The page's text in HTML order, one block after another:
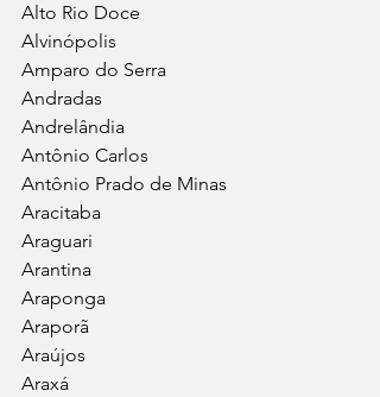
Alto Rio Doce
Alvinópolis
Amparo do Serra
Andradas
Andrelândia
Antônio Carlos
Antônio Prado de Minas
Aracitaba
Araguari
Arantina
Araponga
Araporã
Araújos
Araxá